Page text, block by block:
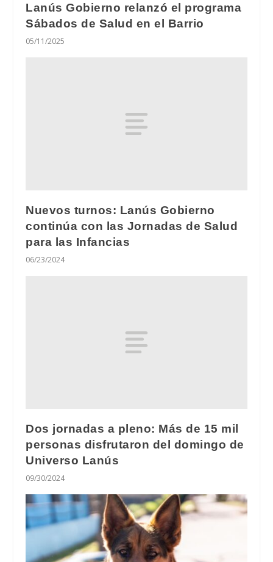
Lanús Gobierno relanzó el programa
Sábados de Salud en el Barrio
05/11/2025
Nuevos turnos: Lanús Gobierno
continúa con las Jornadas de Salud
para las Infancias
06/23/2024
Dos jornadas a pleno: Más de 15 mil
personas disfrutaron del domingo de
Universo Lanús
09/30/2024